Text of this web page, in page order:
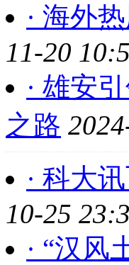
· 海外
11-20
· 雄安
之路
· 科大
10-25
· “汉